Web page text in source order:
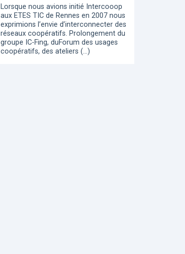
Lorsque nous avions initié Intercooop
aux ETES TIC de Rennes en 2007 nous
exprimions l’envie d’interconnecter des
réseaux coopératifs. Prolongement du
groupe IC-Fing, duForum des usages
coopératifs, des ateliers (…)